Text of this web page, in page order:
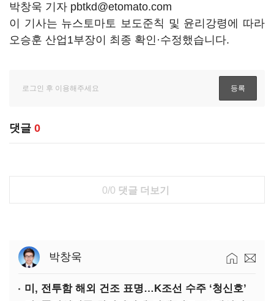
박창욱 기자 pbtkd@etomato.com
이 기사는 뉴스토마토 보도준칙 및 윤리강령에 따라
오승훈 산업1부장이 최종 확인·수정했습니다.
댓글 0
0/0 댓글 더보기
박창욱
미, 전투함 해외 건조 표명…K조선 수주 ‘청신호’